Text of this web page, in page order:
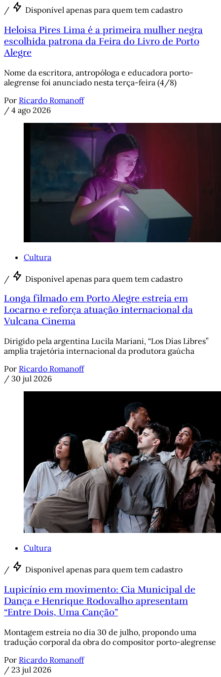
/ Disponível apenas para quem tem cadastro
Heloisa Pires Lima é a primeira mulher negra
escolhida patrona da Feira do Livro de Porto
Alegre
Nome da escritora, antropóloga e educadora porto-
alegrense foi anunciado nesta terça-feira (4/8)
Por Ricardo Romanoff
/ 4 ago 2026
Cultura
/ Disponível apenas para quem tem cadastro
Longa filmado em Porto Alegre estreia em
Locarno e reforça atuação internacional da
Vulcana Cinema
Dirigido pela argentina Lucila Mariani, “Los Días Libres”
amplia trajetória internacional da produtora gaúcha
Por Ricardo Romanoff
/ 30 jul 2026
Cultura
/ Disponível apenas para quem tem cadastro
Lupicínio em movimento: Cia Municipal de
Dança e Henrique Rodovalho apresentam
“Entre Dois, Uma Canção”
Montagem estreia no dia 30 de julho, propondo uma
tradução corporal da obra do compositor porto-alegrense
Por Ricardo Romanoff
/ 23 jul 2026